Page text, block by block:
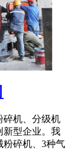
碎机、分级机
新型企业。我
粉碎机、3种气